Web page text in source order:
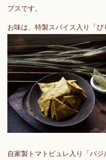
プスです。
お味は、特製スパイス入り「ぴ
自家製トマトピュレ入り「バジ